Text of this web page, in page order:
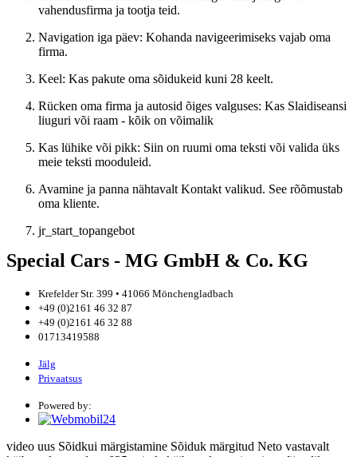
vahendusfirma ja tootja teid.
Navigation iga päev: Kohanda navigeerimiseks vajab oma
firma.
Keel: Kas pakute oma sõidukeid kuni 28 keelt.
Rücken oma firma ja autosid õiges valguses: Kas Slaidiseansi
liuguri või raam - kõik on võimalik
Kas lühike või pikk: Siin on ruumi oma teksti või valida üks
meie teksti mooduleid.
Avamine ja panna nähtavalt Kontakt valikud. See rõõmustab
oma kliente.
jr_start_topangebot
Special Cars - MG GmbH & Co. KG
Krefelder Str. 399 • 41066 Mönchengladbach
+49 (0)2161 46 32 87
+49 (0)2161 46 32 88
01713419588
Jälg
Privaatsus
Powered by:
video uus Sõidkui märgistamine Sõiduk märgitud Neto vastavalt